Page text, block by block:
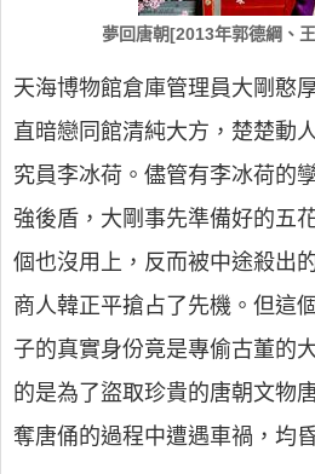
夢回唐朝[2013年郭德綱、
天海博物館倉庫管理員大剛憨
直暗戀同館清純大方，楚楚動
究員李冰荷。儘管有李冰荷的
強後盾，大剛事先準備好的五
個也沒用上，反而被中途殺出
商人韓正平搶占了先機。但這
子的真實身份竟是專偷古董的
的是為了盜取珍貴的唐朝文物
奪唐俑的過程中遭遇車禍，